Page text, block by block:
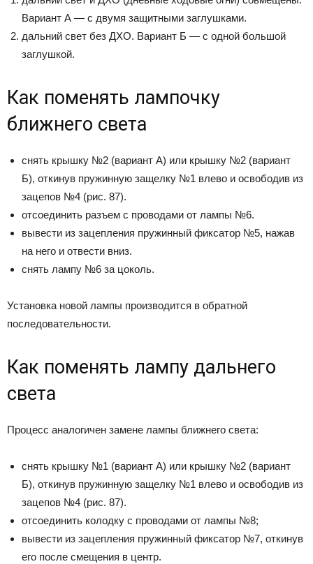
Вариант А — с двумя защитными заглушками.
дальний свет без ДХО. Вариант Б — с одной большой
заглушкой.
Как поменять лампочку
ближнего света
снять крышку №2 (вариант А) или крышку №2 (вариант
Б), откинув пружинную защелку №1 влево и освободив из
зацепов №4 (рис. 87).
отсоединить разъем с проводами от лампы №6.
вывести из зацепления пружинный фиксатор №5, нажав
на него и отвести вниз.
снять лампу №6 за цоколь.
Установка новой лампы производится в обратной
последовательности.
Как поменять лампу дальнего
света
Процесс аналогичен замене лампы ближнего света:
снять крышку №1 (вариант А) или крышку №2 (вариант
Б), откинув пружинную защелку №1 влево и освободив из
зацепов №4 (рис. 87).
отсоединить колодку с проводами от лампы №8;
вывести из зацепления пружинный фиксатор №7, откинув
его после смещения в центр.